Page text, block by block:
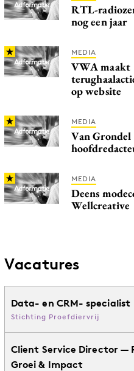
RTL-
nog een jaar
MEDIA
VWA maakt
op website
MEDIA
Van Grondel
MEDIA
Deens
Wellcreative
Vacatures
Data- en CRM- specialist
Stichting Proefdiervrij
Client Service Director —
Groei & Impact